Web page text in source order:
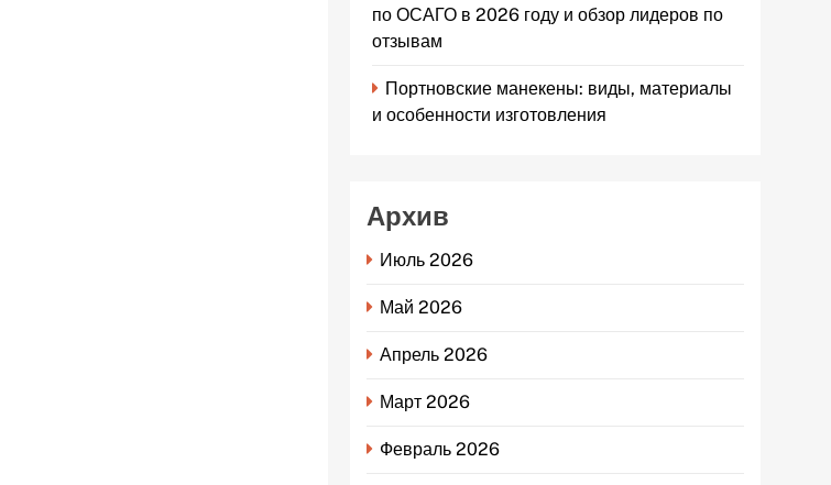
по ОСАГО в 2026 году и обзор лидеров по
отзывам
Портновские манекены: виды, материалы
и особенности изготовления
Архив
Июль 2026
Май 2026
Апрель 2026
Март 2026
Февраль 2026